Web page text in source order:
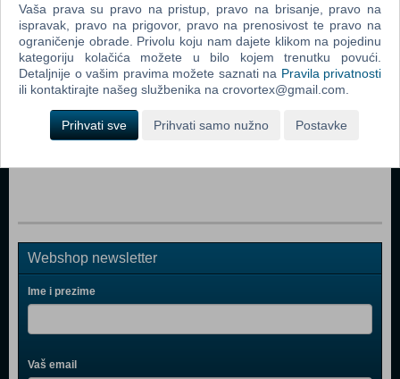
Cars 3 - Remote Controlled Turbo Mack Truck (N)
3-2-6 - Robot Dinosaur (63428) (N)
Xtreme Bots - Robbie Robot (380831)(N)
Powerman Robot - JR. Boy (DK) (90092) (N)
Monzoo - Shark Shark (N)
Webshop newsletter
Ime i prezime
Vaš email
Vaša prava su pravo na pristup, pravo na brisanje, pravo na
ispravak, pravo na prigovor, pravo na prenosivost te pravo na
ograničenje obrade. Privolu koju nam dajete klikom na pojedinu
kategoriju kolačića možete u bilo kojem trenutku povući.
Detaljnije o vašim pravima možete saznati na Pravila privatnosti
ili kontaktirajte našeg službenika na crovortex@gmail.com.
Prihvati sve Prihvati samo nužno Postavke